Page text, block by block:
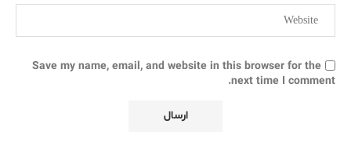
Save my name, email, and website in this browser for the
next time I comment.